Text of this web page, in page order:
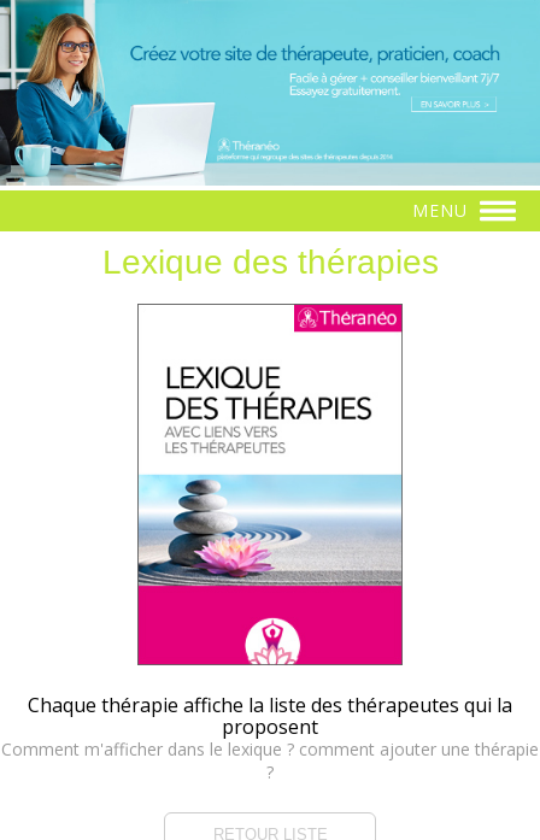
MENU
Lexique des thérapies
Chaque thérapie affiche la liste des thérapeutes qui la
proposent
Comment m'afficher dans le lexique ? comment ajouter une thérapie
?
RETOUR LISTE